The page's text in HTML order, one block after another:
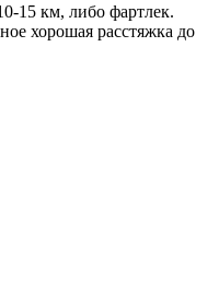
15 км, либо фартлек.
хорошая расстяжка до